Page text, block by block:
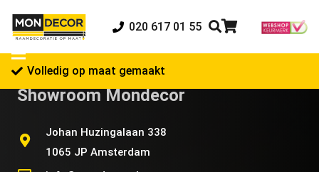
020 617 01 55
Volledig op maat gemaakt
Showroom Mondecor
Johan Huzingalaan 338
1065 JP Amsterdam